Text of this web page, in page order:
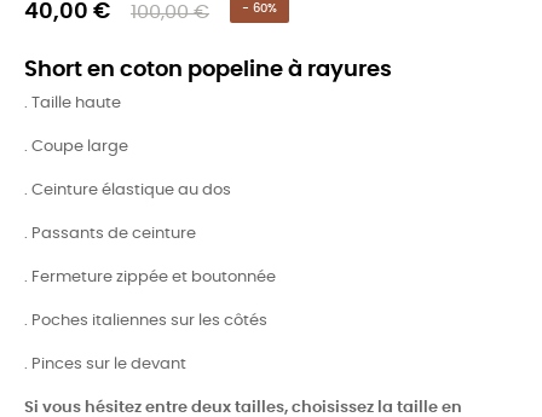
40,00 € 100,00 € - 60%
Short en coton popeline à rayures
. Taille haute
. Coupe large
. Ceinture élastique au dos
. Passants de ceinture
. Fermeture zippée et boutonnée
. Poches italiennes sur les côtés
. Pinces sur le devant
Si vous hésitez entre deux tailles, choisissez la taille en